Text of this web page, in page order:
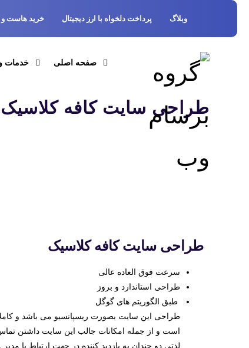
وبلاگ پرداخت دلخواه با ارز دیجیتال خرید هاست و
صفحه اصلی خدمات
طراحی سایت کافه کلاسیک
طراحی سایت کافه کلاسیک
سرعت فوق العاده عالی
طراحی استاندارد و بروز
طبق الگوریتم های گوگل
طراحی این سایت بصورت ریسپانسیو می باشد و
است و از جمله امکانات جالب این سایت داشتن
لذتی دو چندان به بازدید کننده در جهت ارتباط با